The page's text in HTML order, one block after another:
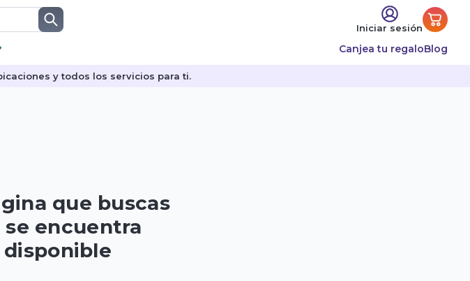
Iniciar sesión
Canjea tu regaloBlog
y todos los servicios para ti.
que buscas
se encuentra
disponible